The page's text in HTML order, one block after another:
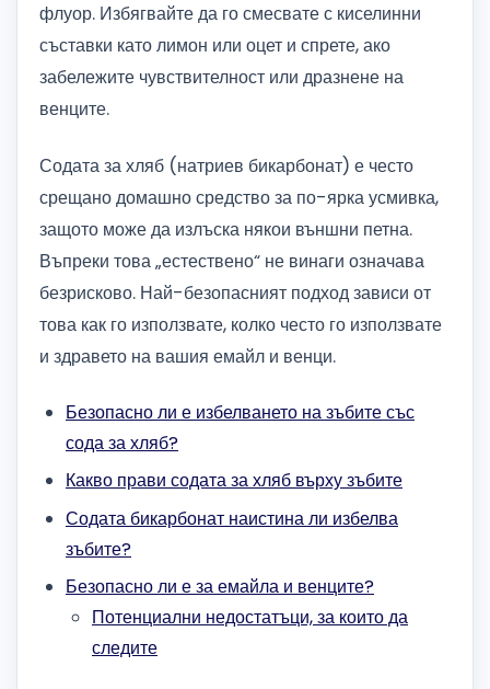
флуор. Избягвайте да го смесвате с киселинни
съставки като лимон или оцет и спрете, ако
забележите чувствителност или дразнене на
венците.
Содата за хляб (натриев бикарбонат) е често
срещано домашно средство за по-ярка усмивка,
защото може да излъска някои външни петна.
Въпреки това „естествено“ не винаги означава
безрисково. Най-безопасният подход зависи от
това как го използвате, колко често го използвате
и здравето на вашия емайл и венци.
Безопасно ли е избелването на зъбите със
сода за хляб?
Какво прави содата за хляб върху зъбите
Содата бикарбонат наистина ли избелва
зъбите?
Безопасно ли е за емайла и венците?
Потенциални недостатъци, за които да
следите